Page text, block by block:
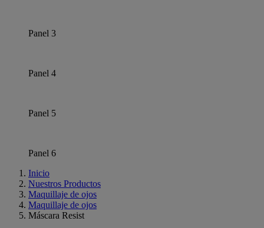
Panel 3
Panel 4
Panel 5
Panel 6
Inicio
Nuestros Productos
Maquillaje de ojos
Maquillaje de ojos
Máscara Resist